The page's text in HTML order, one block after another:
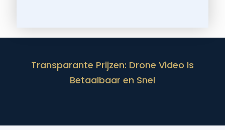
Transparante Prijzen: Drone Video Is
Betaalbaar en Snel